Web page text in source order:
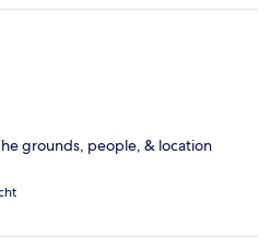
grounds, people, & location